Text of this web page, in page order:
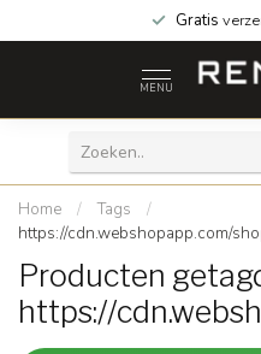
Gratis
MENU
Home / Tags
/
https://cdn.webshopapp.com/
Producten
https://